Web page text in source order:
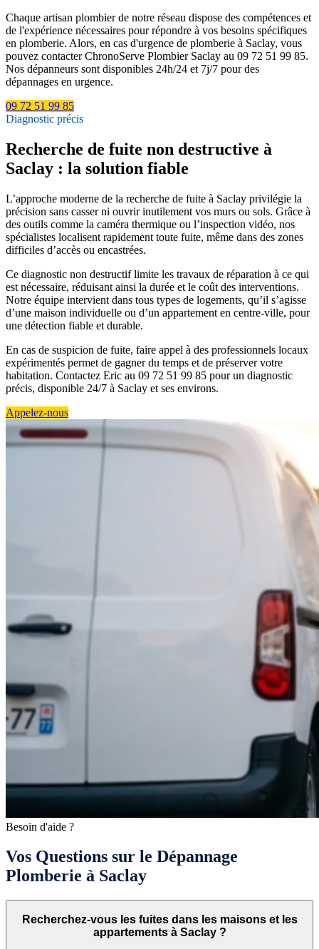
Chaque artisan plombier de notre réseau dispose des compétences et
de l'expérience nécessaires pour répondre à vos besoins spécifiques
en plomberie. Alors, en cas d'urgence de plomberie à Saclay, vous
pouvez contacter ChronoServe Plombier Saclay au 09 72 51 99 85.
Nos dépanneurs sont disponibles 24h/24 et 7j/7 pour des
dépannages en urgence.
09 72 51 99 85
Diagnostic précis
Recherche de fuite non destructive à
Saclay : la solution fiable
L’approche moderne de la recherche de fuite à Saclay privilégie la
précision sans casser ni ouvrir inutilement vos murs ou sols. Grâce à
des outils comme la caméra thermique ou l’inspection vidéo, nos
spécialistes localisent rapidement toute fuite, même dans des zones
difficiles d’accès ou encastrées.
Ce diagnostic non destructif limite les travaux de réparation à ce qui
est nécessaire, réduisant ainsi la durée et le coût des interventions.
Notre équipe intervient dans tous types de logements, qu’il s’agisse
d’une maison individuelle ou d’un appartement en centre-ville, pour
une détection fiable et durable.
En cas de suspicion de fuite, faire appel à des professionnels locaux
expérimentés permet de gagner du temps et de préserver votre
habitation. Contactez Eric au 09 72 51 99 85 pour un diagnostic
précis, disponible 24/7 à Saclay et ses environs.
Appelez-nous
Besoin d'aide ?
Vos Questions sur le Dépannage
Plomberie à Saclay
Recherchez-vous les fuites dans les maisons et les
appartements à Saclay ?